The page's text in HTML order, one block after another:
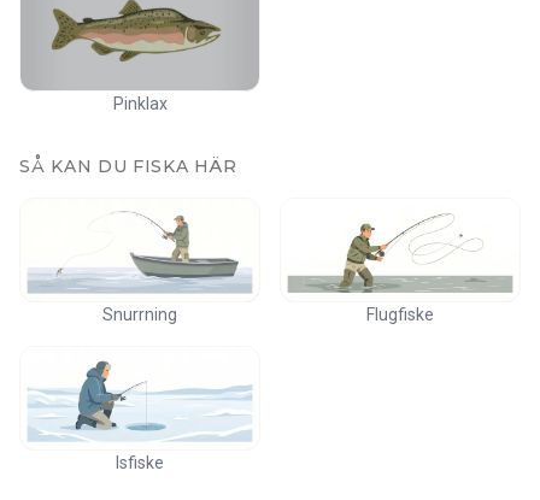
Pinklax
SÅ KAN DU FISKA HÄR
Snurrning Flugfiske
Isfiske